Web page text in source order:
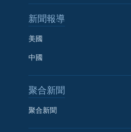
新聞報導
美國
中國
聚合新聞
聚合新聞